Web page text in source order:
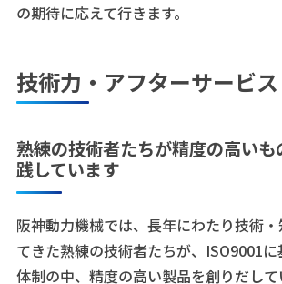
の期待に応えて行きます。
技術力・アフターサービス
熟練の技術者たちが精度の高い
践しています
阪神動力機械では、長年にわたり技術
てきた熟練の技術者たちが、ISO9001
体制の中、精度の高い製品を創りだして